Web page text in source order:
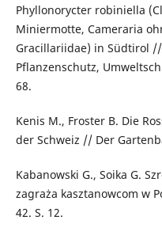
Phyllonorycter robiniella
Miniermotte, Cameraria
Gracillariidae) in Südtirol
Pflanzenschutz,
68.
Kenis M., Froster B. Die
der Schweiz // Der
Kabanowski G., Soika G.
zagraża kasztanowcom w
42. S. 12.